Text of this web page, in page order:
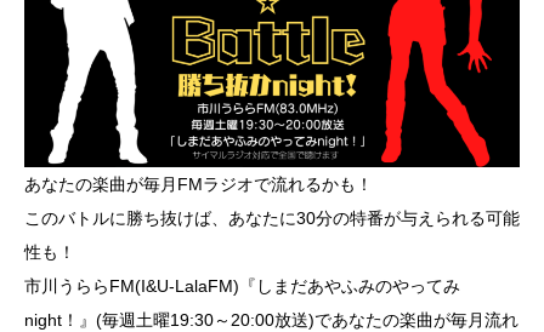
あなたの楽曲が毎月FMラジオで流れるかも！
このバトルに勝ち抜けば、あなたに30分の特番が与えられる可能
性も！
市川うららFM(I&U-LalaFM)『しまだあやふみのやってみ
night！』(毎週土曜19:30～20:00放送)であなたの楽曲が毎月流れ